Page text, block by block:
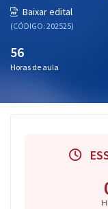
Baixar edital
(CÓDIGO: 202525)
56
Horas de aula